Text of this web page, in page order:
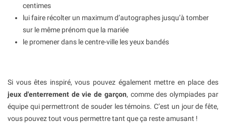
centimes
lui faire récolter un maximum d’autographes jusqu’à tomber
sur le même prénom que la mariée
le promener dans le centre-ville les yeux bandés
Si vous êtes inspiré, vous pouvez également mettre en place des
jeux d'enterrement de vie de garçon, comme des olympiades par
équipe qui permettront de souder les témoins. C’est un jour de fête,
vous pouvez tout vous permettre tant que ça reste amusant !